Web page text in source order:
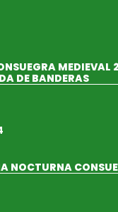
MEDIEVAL
DE BANDERAS
NOCTURNA